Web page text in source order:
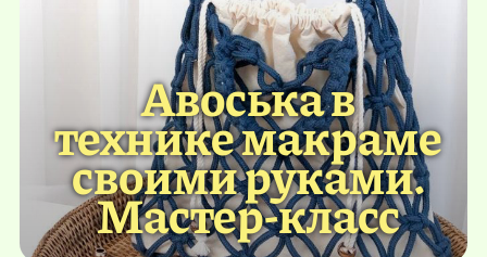
Авоська в
технике макраме
своими руками.
Мастер-класс